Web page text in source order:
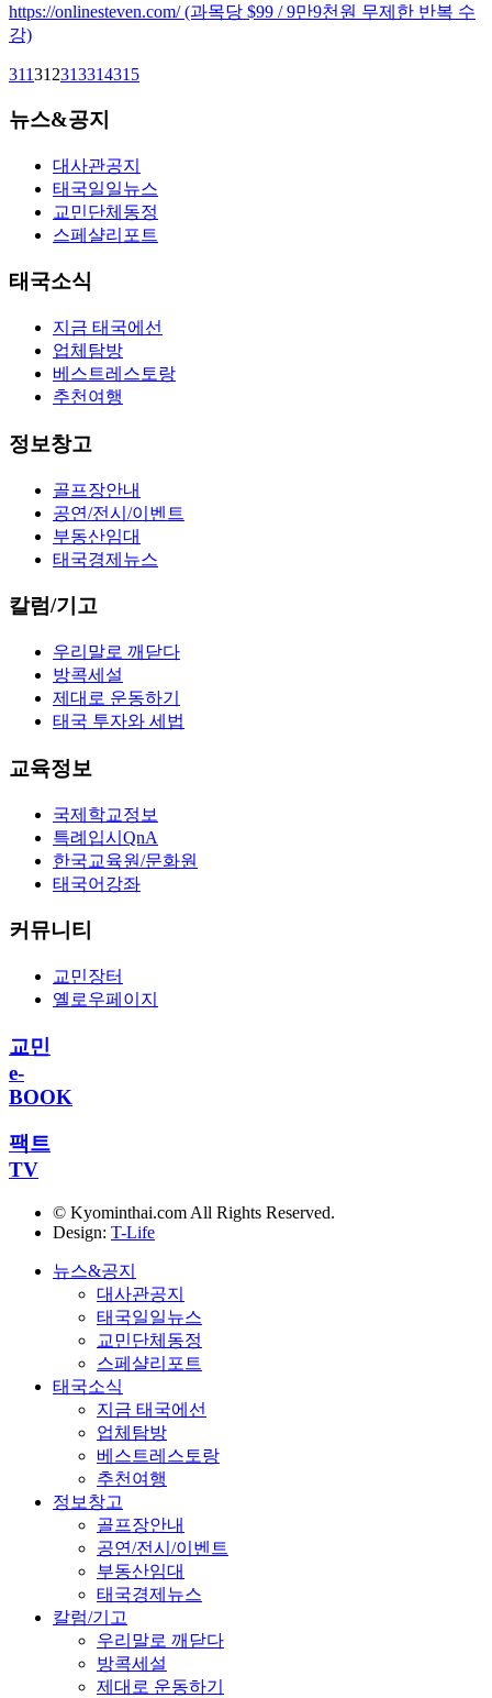
https://onlinesteven.com/ (과목당 $99 / 9만9천원 무제한 반복 수
강)
311312313314315
뉴스&공지
대사관공지
태국일일뉴스
교민단체동정
스페샬리포트
태국소식
지금 태국에선
업체탐방
베스트레스토랑
추천여행
정보창고
골프장안내
공연/전시/이벤트
부동산임대
태국경제뉴스
칼럼/기고
우리말로 깨닫다
방콕세설
제대로 운동하기
태국 투자와 세법
교육정보
국제학교정보
특례입시QnA
한국교육원/문화원
태국어강좌
커뮤니티
교민장터
옐로우페이지
교민
e-
BOOK
팩트
TV
© Kyominthai.com All Rights Reserved.
Design: T-Life
뉴스&공지
대사관공지
태국일일뉴스
교민단체동정
스페샬리포트
태국소식
지금 태국에선
업체탐방
베스트레스토랑
추천여행
정보창고
골프장안내
공연/전시/이벤트
부동산임대
태국경제뉴스
칼럼/기고
우리말로 깨닫다
방콕세설
제대로 운동하기